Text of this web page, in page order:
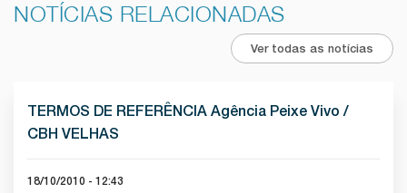
NOTÍCIAS RELACIONADAS
Ver todas as notícias
TERMOS DE REFERÊNCIA Agência Peixe Vivo /
CBH VELHAS
18/10/2010 - 12:43